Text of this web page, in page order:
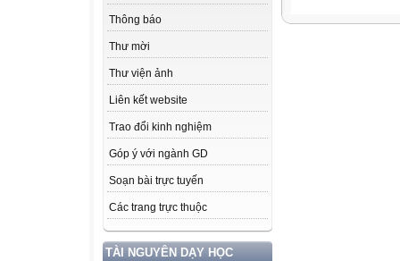
Thông báo
Thư mời
Thư viện ảnh
Liên kết website
Trao đổi kinh nghiệm
Góp ý với ngành GD
Soạn bài trực tuyến
Các trang trực thuộc
TÀI NGUYÊN DẠY HỌC